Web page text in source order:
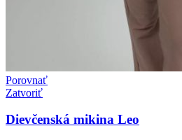
Porovnať
Zatvoriť
Dievčenská mikina Leo